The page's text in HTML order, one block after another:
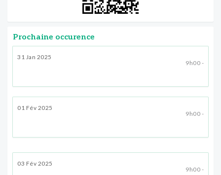
Prochaine occurence
31 Jan 2025
9h00 -
01 Fév 2025
9h00 -
03 Fév 2025
9h00 -